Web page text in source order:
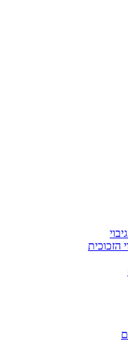
הזכוכית